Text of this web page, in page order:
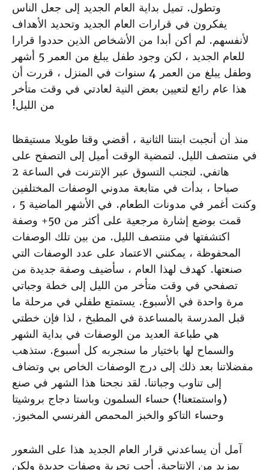
وتطول. تميل بداية العام الجديد إلى جعل الناس
يفكرون في قرارات العام الجديد وتحديد الأهداف
لأنفسهم. لم أكن أبدا من الأشخاص الذين حددوا قرارا
للعام الجديد ، لكن وجود طفل يبلغ من العمر 5 أشهر
وطفل يبلغ من العمر 4 سنوات في المنزل ، قررت أن
هذا عام رائع لتعيين بعض النية لعادتي في وقت متأخر
من الليل!
منذ أن أنجبت ابنتنا الثانية ، أقضي وقتا طويلا مستيقظا
في منتصف الليل. لتمضية الوقت أميل إلى التصفح على
هاتفي. لتجنب التسوق عبر الإنترنت في الساعة 2
صباحا ، بدأت في متابعة مدوني الوصفات المختلفين
وكنت أغمر في مدونات الطعام. في الأشهر الماضية 5 ،
قمت بوضع إشارة مرجعية على أكثر من 50+ وصفة
اكتشفتها في منتصف الليل. من بين تلك الوصفات
المحفوظة ، يمكنني الاعتماد على عدد الوصفات التي
صنعتها. كهدف لهذا العام ، سأضيف وصفة جديدة من
تصفحي في وقت متأخر من الليل إلى خطة وجباتي
مرة واحدة في الأسبوع. يستمتع طفلي في مرحلة ما
قبل المدرسة بالمساعدة في المطبخ ، لذا فإن خطتي
هي طباعة العديد من الوصفات في بداية الشهر
والسماح لها باختيار ما سنجربه كل أسبوع. ستذهب
مفضلاتنا بعد ذلك إلى درج الوصفات الخاص بي وتضاف
إلى تناوب وجباتنا. لقد نجحنا هذا الشهر في صنع
(واستمتعنا!) حساء السلمون وباستا دجاج بروشيتا
وحساء التاكو والخبز المحمص الفرنسي المخبوز.
آمل أن يساعدني قرار العام الجديد هذا على الشعور
بمزيد من الإنتاجية. أحب تجربة وصفات جديدة ولكن